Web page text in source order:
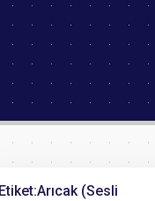
Etiket:Arıcak (Sesli